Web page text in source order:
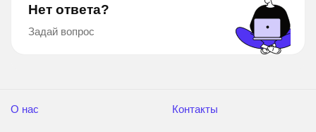
Нет ответа?
Задай вопрос
О нас Контакты